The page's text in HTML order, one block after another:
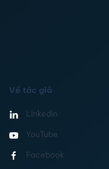
Về tác giả
Linkedin
YouTube
Facebook